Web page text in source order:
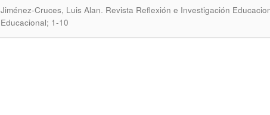
Jiménez-Cruces, Luis Alan. Revista Reflexión e Investigación
Educacional; 1-10